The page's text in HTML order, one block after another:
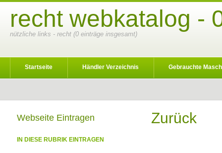
recht webkatalog -
nützliche links - recht (0 einträge insgesamt)
Startseite Händler Verzeichnis Gebrauchte
Zurück
Webseite Eintragen
IN DIESE RUBRIK EINTRAGEN